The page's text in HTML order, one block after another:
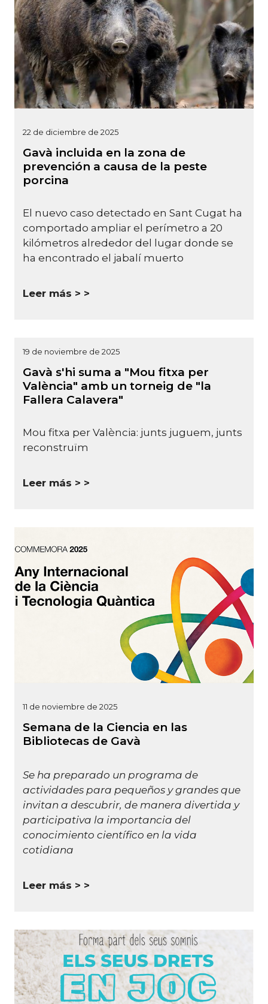
22 de diciembre de 2025
Gavà incluida en la zona de
prevención a causa de la peste
porcina
El nuevo caso detectado en Sant Cugat ha
comportado ampliar el perímetro a 20
kilómetros alrededor del lugar donde se
ha encontrado el jabalí muerto
Leer más >
19 de noviembre de 2025
Gavà s'hi suma a "Mou fitxa per
València" amb un torneig de "la
Fallera Calavera"
Mou fitxa per València: junts juguem, junts
reconstruïm
Leer más >
11 de noviembre de 2025
Semana de la Ciencia en las
Bibliotecas de Gavà
Se ha preparado un programa de
actividades para pequeños y grandes que
invitan a descubrir, de manera divertida y
participativa la importancia del
conocimiento científico en la vida
cotidiana
Leer más >